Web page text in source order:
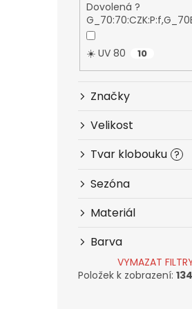
Dovolená ?
☀️ UV 80 10
Značky
Velikost
Tvar klobouku ?
Sezóna
Materiál
Barva
VYMAZAT
Položek k zobrazení: